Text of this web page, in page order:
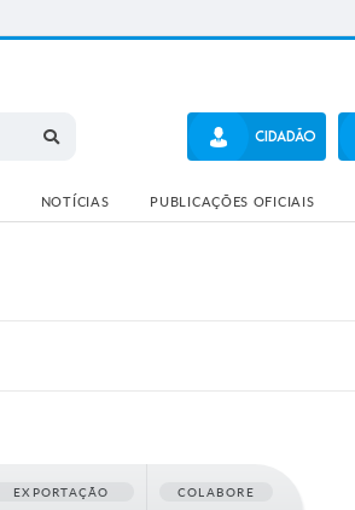
CIDADÃO
NOTÍCIAS PUBLICAÇÕES OFICIAIS
EXPORTAÇÃO COLABORE